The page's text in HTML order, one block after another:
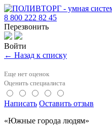
8 800 222 82 45
Перезвонить
Войти
← Назад к списку
Еще нет оценок
Оценить специалиста
Написать Оставить отзыв
«Южные города людям»